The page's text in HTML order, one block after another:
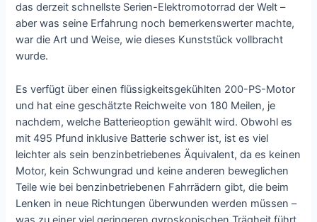
das derzeit schnellste Serien-Elektromotorrad der Welt –
aber was seine Erfahrung noch bemerkenswerter machte,
war die Art und Weise, wie dieses Kunststück vollbracht
wurde.
Es verfügt über einen flüssigkeitsgekühlten 200-PS-Motor
und hat eine geschätzte Reichweite von 180 Meilen, je
nachdem, welche Batterieoption gewählt wird. Obwohl es
mit 495 Pfund inklusive Batterie schwer ist, ist es viel
leichter als sein benzinbetriebenes Äquivalent, da es keinen
Motor, kein Schwungrad und keine anderen beweglichen
Teile wie bei benzinbetriebenen Fahrrädern gibt, die beim
Lenken in neue Richtungen überwunden werden müssen –